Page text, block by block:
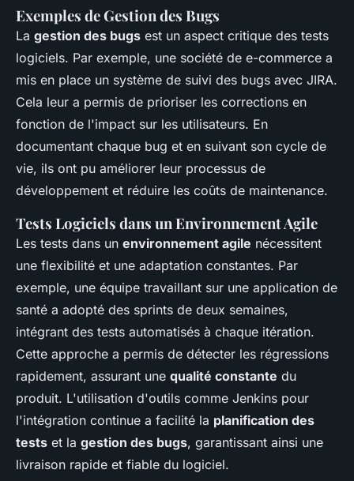
Exemples de Gestion des Bugs
La gestion des bugs est un aspect critique des tests
logiciels. Par exemple, une société de e-commerce a
mis en place un système de suivi des bugs avec JIRA.
Cela leur a permis de prioriser les corrections en
fonction de l'impact sur les utilisateurs. En
documentant chaque bug et en suivant son cycle de
vie, ils ont pu améliorer leur processus de
développement et réduire les coûts de maintenance.
Tests Logiciels dans un Environnement Agile
Les tests dans un environnement agile nécessitent
une flexibilité et une adaptation constantes. Par
exemple, une équipe travaillant sur une application de
santé a adopté des sprints de deux semaines,
intégrant des tests automatisés à chaque itération.
Cette approche a permis de détecter les régressions
rapidement, assurant une qualité constante du
produit. L'utilisation d'outils comme Jenkins pour
l'intégration continue a facilité la planification des
tests et la gestion des bugs, garantissant ainsi une
livraison rapide et fiable du logiciel.